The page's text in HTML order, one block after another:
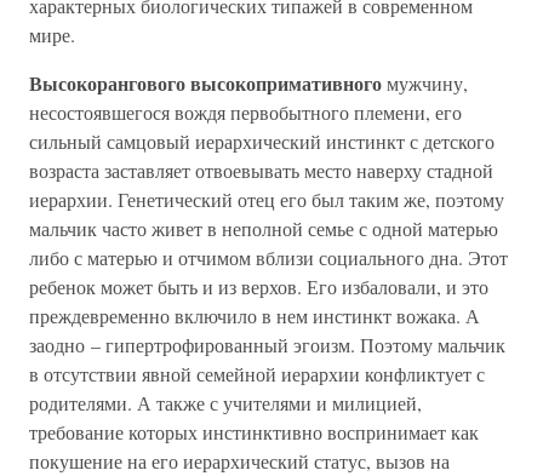
характерных биологических типажей в современном
мире.
Высокорангового высокопримативногомужчину,
несостоявшегося вождя первобытного племени, его
сильный самцовый иерархический инстинкт с детского
возраста заставляет отвоевывать место наверху стадной
иерархии. Генетический отец его был таким же, поэтому
мальчик часто живет в неполной семье с одной матерью
либо с матерью и отчимом вблизи социального дна. Этот
ребенок может быть и из верхов. Его избаловали, и это
преждевременно включило в нем инстинкт вожака. А
заодно – гипертрофированный эгоизм. Поэтому мальчик
в отсутствии явной семейной иерархии конфликтует с
родителями. А также с учителями и милицией,
требование которых инстинктивно воспринимает как
покушение на его иерархический статус, вызов на